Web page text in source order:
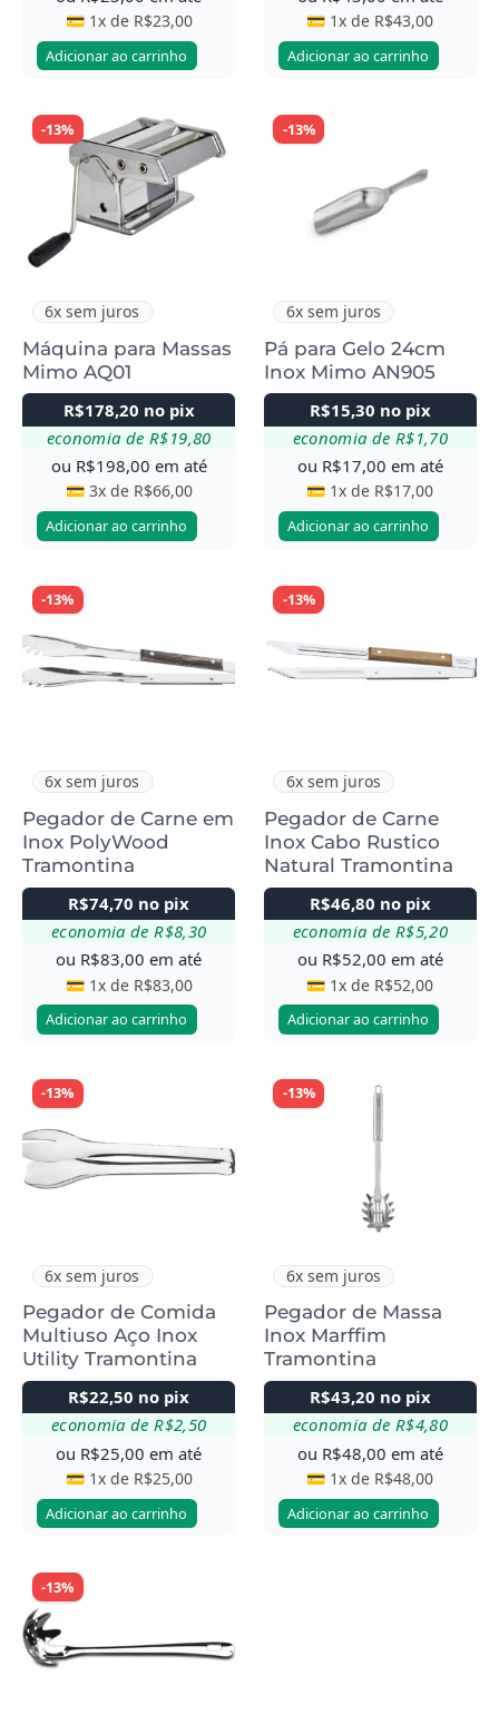
💳 1x de R$23,00
Adicionar ao carrinho
💳 1x de R$43,00
Adicionar ao carrinho
-13%
6x sem juros
Máquina para Massas
Mimo AQ01
R$178,20 no pix
economia de R$19,80
ou R$198,00 em até
💳 3x de R$66,00
Adicionar ao carrinho
-13%
6x sem juros
Pá para Gelo 24cm
Inox Mimo AN905
R$15,30 no pix
economia de R$1,70
ou R$17,00 em até
💳 1x de R$17,00
Adicionar ao carrinho
-13%
6x sem juros
Pegador de Carne em
Inox PolyWood
Tramontina
R$74,70 no pix
economia deR$8,30
ou R$83,00 em até
💳 1x de R$83,00
Adicionar ao carrinho
-13%
6x sem juros
Pegador de Carne
Inox Cabo Rustico
Natural Tramontina
R$46,80 no pix
economia de R$5,20
ou R$52,00 em até
💳 1x de R$52,00
Adicionar ao carrinho
-13%
6x sem juros
Pegador de Comida
Multiuso Aço Inox
Utility Tramontina
R$22,50 no pix
economia deR$2,50
ou R$25,00 em até
💳 1x de R$25,00
Adicionar ao carrinho
-13%
6x sem juros
Pegador de Massa
Inox Marffim
Tramontina
R$43,20 no pix
economia de R$4,80
ou R$48,00 em até
💳 1x de R$48,00
Adicionar ao carrinho
-13%